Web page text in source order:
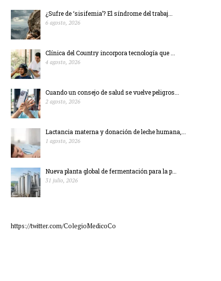
¿Sufre de ‘sisifemia’? El síndrome del trabaj...
6 agosto, 2026
Clínica del Country incorpora tecnología que ...
4 agosto, 2026
Cuando un consejo de salud se vuelve peligros...
2 agosto, 2026
Lactancia materna y donación de leche humana,...
1 agosto, 2026
Nueva planta global de fermentación para la p...
31 julio, 2026
https://twitter.com/ColegioMedicoCo